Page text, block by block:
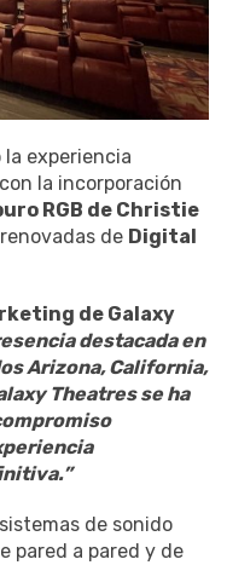
experiencia
la incorporación
RGB de Christie
de Digital
de Galaxy
destacada en
Arizona, California,
Theatres se ha
de sonido
pared a pared y de